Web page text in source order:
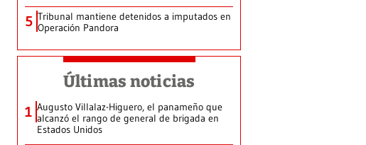
5 Tribunal mantiene detenidos a imputados en
Operación Pandora
Últimas noticias
1 Augusto Villalaz-Higuero, el panameño que
alcanzó el rango de general de brigada en
Estados Unidos